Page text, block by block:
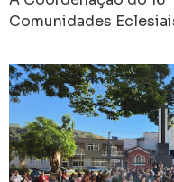
Intereclesial
Comunidades
viverem desde já